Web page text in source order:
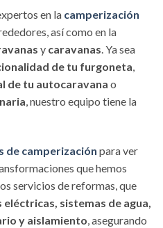
en la camperización
así como en la
y caravanas. Ya sea
de tu furgoneta,
de tu autocaravana o
, nuestro equipo tiene la
de camperización para ver
que hemos
servicios de reformas, que
eléctricas, sistemas de agua,
y aislamiento, asegurando